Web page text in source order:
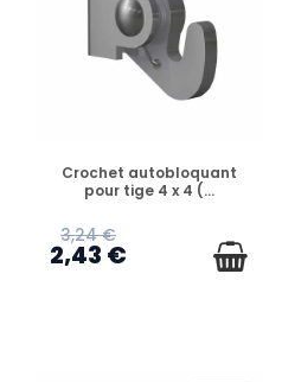
EN STOCK
Crochet autobloquant
pour tige 4 x 4 (...
3,24 €
2,43 €